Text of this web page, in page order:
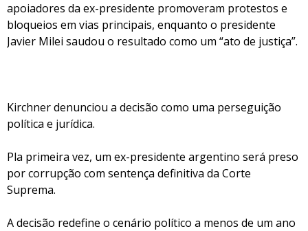
apoiadores da ex-presidente promoveram protestos e
bloqueios em vias principais, enquanto o presidente
Javier Milei saudou o resultado como um “ato de justiça”.
Kirchner denunciou a decisão como uma perseguição
política e jurídica.
Pla primeira vez, um ex-presidente argentino será preso
por corrupção com sentença definitiva da Corte
Suprema.
A decisão redefine o cenário político a menos de um ano